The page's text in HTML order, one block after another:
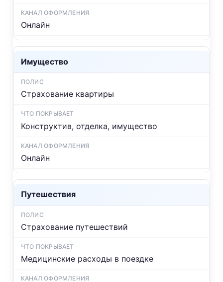
Онлайн
Имущество
Страхование квартиры
Конструктив, отделка, имущество
Онлайн
Путешествия
Страхование путешествий
Медицинские расходы в поездке